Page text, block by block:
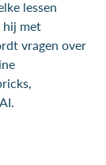
lessen
hij met
vragen over